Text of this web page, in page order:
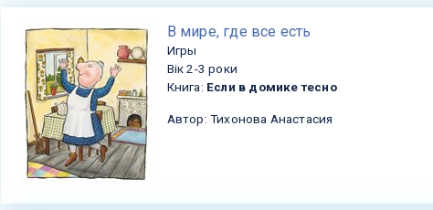
​В мире, где все есть
Игры
Вік 2-3 роки
Книга: Если в домике тесно
Автор: Тихонова Анастасия